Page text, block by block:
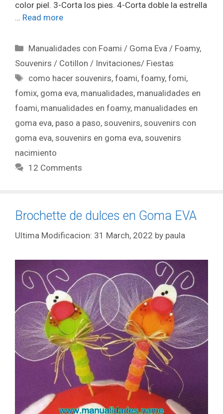
color piel. 3-Corta los pies. 4-Corta doble la estrella
… Read more
Manualidades con Foami / Goma Eva / Foamy,
Souvenirs / Cotillon / Invitaciones/ Fiestas
como hacer souvenirs,foami,foamy,fomi,
fomix, goma eva, manualidades, manualidades en
foami, manualidades en foamy, manualidades en
goma eva, paso a paso, souvenirs, souvenirs con
goma eva, souvenirs en goma eva, souvenirs
nacimiento
12 Comments
Brochette de dulces en Goma EVA
31 March, 2022 by paula